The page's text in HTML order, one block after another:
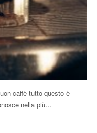
caffè tutto questo è
nella più…